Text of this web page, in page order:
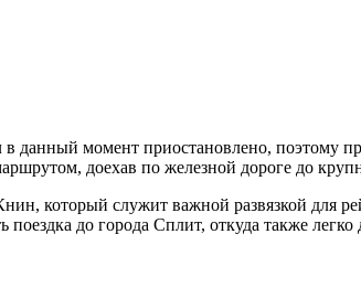
в данный момент приостановлено, поэтому
доехав по железной дороге до
который служит важной развязкой для
до города Сплит, откуда также